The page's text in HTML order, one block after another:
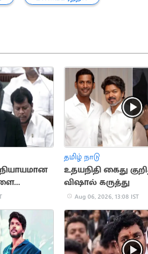
தமிழ் நாடு
உதயநிதி கைது
விஷால் கருத்து
Aug 06, 2026, 13:08 IST